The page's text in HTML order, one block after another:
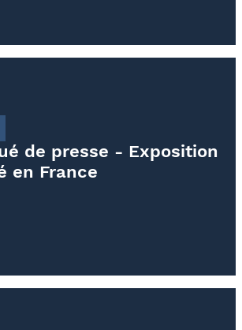
de presse - Exposition
en France